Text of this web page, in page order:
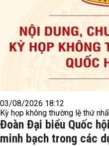
03/08/2026 18:12
Kỳ họp không thường lệ thứ
Đoàn Đại biểu Quốc
minh bạch trong các